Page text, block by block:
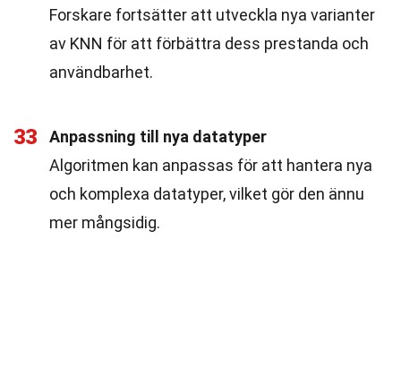
Forskare fortsätter att utveckla nya varianter
av KNN för att förbättra dess prestanda och
användbarhet.
33
Anpassning till nya datatyper
Algoritmen kan anpassas för att hantera nya
och komplexa datatyper, vilket gör den ännu
mer mångsidig.